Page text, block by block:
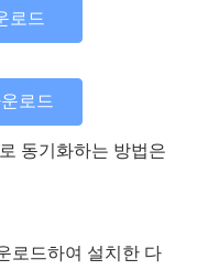
로드
로드
동기화하는 방법은
로드하여 설치한 다